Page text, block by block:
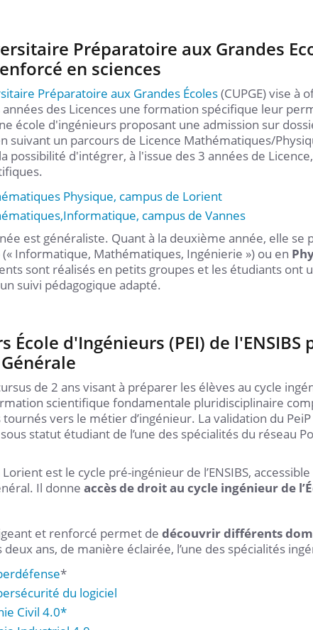
Préparatoire aux Grandes
en sciences
Préparatoire aux Grandes Écoles(CUPGE) vise à
des Licences une formation spécifique leur
école d'ingénieurs proposant une admission sur
suivant un parcours de Licence Mathématiques/
possibilité d'intégrer, à l'issue des 3 années de
Physique, campus de Lorient
campus de Vannes
est généraliste. Quant à la deuxième année, elle se
(« Informatique, Mathématiques, Ingénierie ») ou en
sont réalisés en petits groupes et les étudiants ont
suivi pédagogique adapté.
École d'Ingénieurs (PEI) de
de 2 ans visant à préparer les élèves au cycle
scientifique fondamentale pluridisciplinaire
vers le métier d’ingénieur. La validation du
statut étudiant de l’une des spécialités du réseau
Lorient est le cycle pré-ingénieur de l’ENSIBS,
Il donne accès de droit au cycle ingénieur de
et renforcé permet de découvrir différents
ans, de manière éclairée, l’une des spécialités
*
du logiciel
Civil 4.0*